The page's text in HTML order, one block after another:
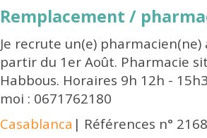
Remplacement /
Je recrute un(e)
partir du 1er Août. Pharmacie
Habbous. Horaires 9h 12h -
moi : 0671762180
Casablanca | Références n°